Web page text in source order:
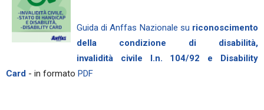
Guida di Anffas Nazionale su riconoscimento
della condizione di disabilità,
invalidità civile l.n. 104/92 e Disability
Card - in formato PDF